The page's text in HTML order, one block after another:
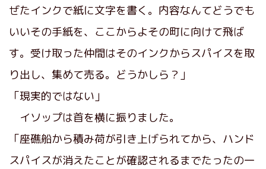
ぜたインクで紙に文字を書く。内容なんてどうでも
いいその手紙を、ここからよその町に向けて飛ば
す。受け取った仲間はそのインクからスパイスを取
り出し、集めて売る。どうかしら？」
「現実的ではない」
イソップは首を横に振りました。
「座礁船から積み荷が引き上げられてから、ハンド
スパイスが消えたことが確認されるまでたったの一